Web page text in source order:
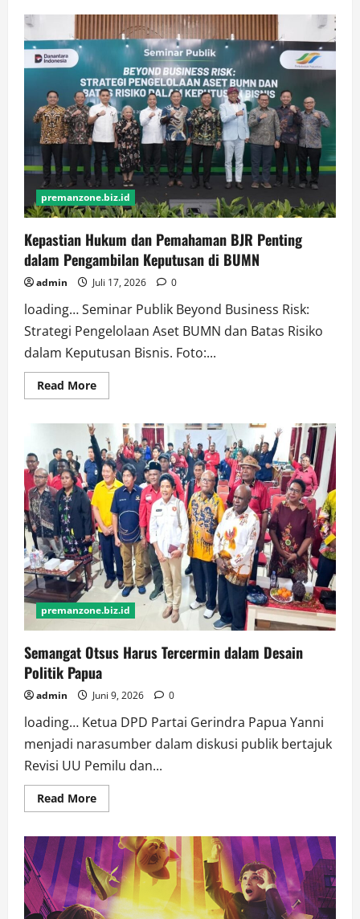
premanzone.biz.id
Kepastian Hukum dan Pemahaman BJR Penting
dalam Pengambilan Keputusan di BUMN
admin Juli 17, 2026 0
loading… Seminar Publik Beyond Business Risk:
Strategi Pengelolaan Aset BUMN dan Batas Risiko
dalam Keputusan Bisnis. Foto:...
Read MoreRead
more
Hukum
dan
Pemahaman
BJR
Penting
dalam
Pengambilan
Keputusan
di
BUMN
premanzone.biz.id
Semangat Otsus Harus Tercermin dalam Desain
Politik Papua
admin Juni 9, 2026 0
loading… Ketua DPD Partai Gerindra Papua Yanni
menjadi narasumber dalam diskusi publik bertajuk
Revisi UU Pemilu dan...
Read MoreRead
more
Otsus
Harus
Tercermin
dalam
Desain
Politik
Papua